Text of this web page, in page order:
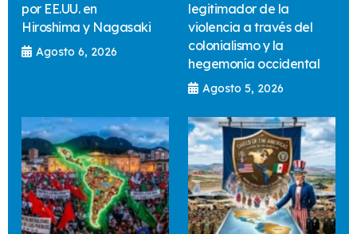
por EE.UU. en
Hiroshima y Nagasaki
Agosto 6, 2026
legitimador de la
violencia a través del
colonialismo y la
hegemonía occidental
Agosto 5, 2026